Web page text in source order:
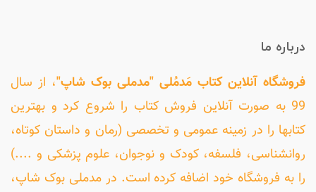
درباره ما
فروشگاه آنلاین کتاب مَدمُلی "مدملی بوک شاپ"، از سال
99 به صورت آنلاین فروش کتاب را شروع کرد و بهترین
کتابها را در زمینه عمومی و تخصصی (رمان و داستان کوتاه،
روانشناسی، فلسفه، کودک و نوجوان، علوم پزشکی و ....)
را به فروشگاه خود اضافه کرده است. در مدملی بوک شاپ،